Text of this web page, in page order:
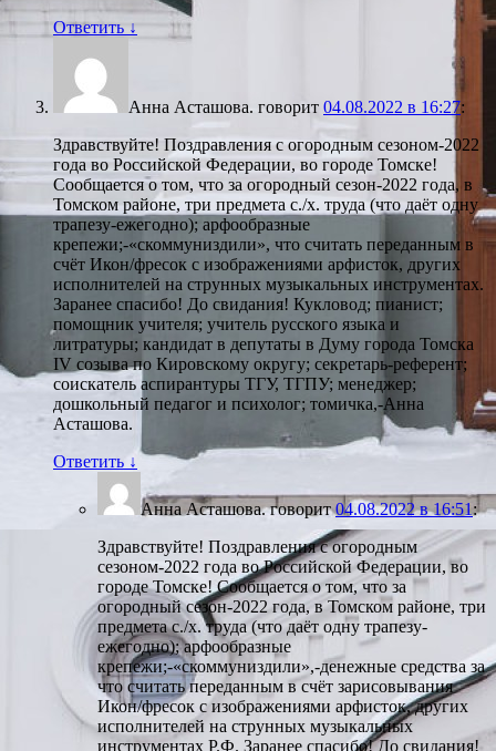
Ответить ↓
Анна Асташова. говорит 04.08.2022 в 16:27:
Здравствуйте! Поздравления с огородным сезоном-2022
года во Российской Федерации, во городе Томске!
Сообщается о том, что за огородный сезон-2022 года, в
Томском районе, три предмета с./х. труда (что даёт одну
трапезу-ежегодно); арфообразные
крепежи;-«скоммуниздили», что считать переданным в
счёт Икон/фресок с изображениями арфисток, других
исполнителей на струнных музыкальных инструментах.
Заранее спасибо! До свидания! Кукловод; пианист;
помощник учителя; учитель русского языка и
литратуры; кандидат в депутаты в Думу города Томска
IV созыва по Кировскому округу; секретарь-референт;
соискатель аспирантуры ТГУ, ТГПУ; менеджер;
дошкольный педагог и психолог; томичка,-Анна
Асташова.
Ответить ↓
Анна Асташова. говорит 04.08.2022 в 16:51:
Здравствуйте! Поздравления с огородным
сезоном-2022 года во Российской Федерации, во
городе Томске! Сообщается о том, что за
огородный сезон-2022 года, в Томском районе, три
предмета с./х. труда (что даёт одну трапезу-
ежегодно); арфообразные
крепежи;-«скоммуниздили»,-денежные средства за
что считать переданным в счёт зарисовывания
Икон/фресок с изображениями арфисток, других
исполнителей на струнных музыкальных
инструментах Р.Ф. Заранее спасибо! До свидания!